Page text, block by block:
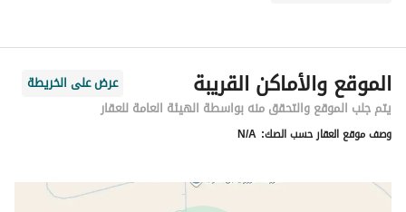
الموقع والأماكن القريبة
عرض على الخريطة
يتم جلب الموقع والتحقق منه بواسطة الهيئة العامة للعقار
وصف موقع العقار حسب الصك: N/A